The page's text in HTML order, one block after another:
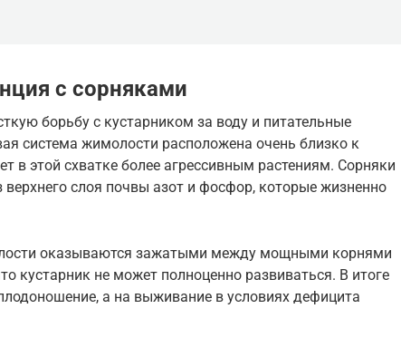
с сорняками
борьбу с кустарником за воду и питательные
система жимолости расположена очень близко к
в этой схватке более агрессивным растениям. Сорняки
слоя почвы азот и фосфор, которые жизненно
оказываются зажатыми между мощными корнями
кустарник не может полноценно развиваться. В итоге
а на выживание в условиях дефицита